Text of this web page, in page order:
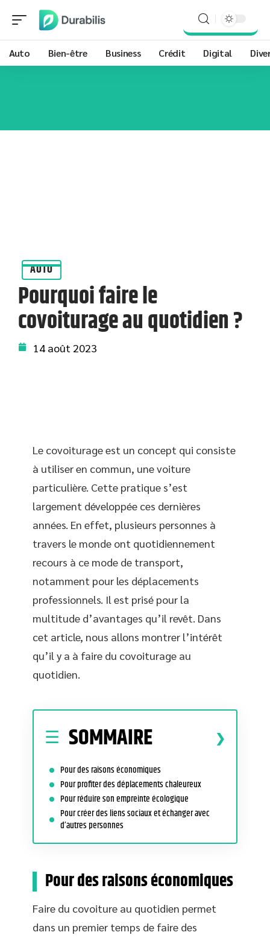
Auto Bien-être Business Crédit Digital
AUTO
Pourquoi faire le
covoiturage au quotidien ?
14 août 2023
Le covoiturage est un concept qui consiste
à utiliser en commun, une voiture
particulière. Cette pratique s’est
largement développée ces dernières
années. En effet, plusieurs personnes à
travers le monde ont quotidiennement
recours à ce mode de transport,
notamment pour les déplacements
professionnels. Il est prisé pour la
multitude d’avantages qu’il revêt. Dans
cet article, nous allons montrer l’intérêt
qu’il y a à faire du covoiturage au
quotidien.
SOMMAIRE
Pour des raisons économiques
Pour profiter des déplacements chaleureux
Pour réduire son empreinte écologique
Pour créer des liens sociaux et échanger avec
d’autres personnes
Pour des raisons économiques
Faire du covoiture au quotidien permet
dans un premier temps de faire des